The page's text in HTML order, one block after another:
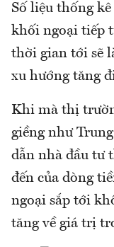
Số liệu thống
khối ngoại tiếp
thời gian tới sẽ
xu hướng tăng
Khi mà thị
giềng như
dẫn nhà đầu tư
đến của dòng
ngoại sắp tới
tăng về giá trị